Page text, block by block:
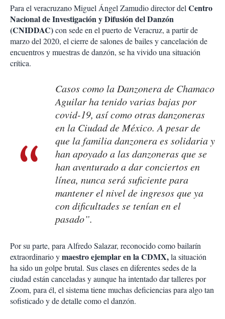
Para el veracruzano Miguel Ángel Zamudio director delCentro
Nacional de Investigación y Difusión del Danzón
(CNIDDAC)con sede en el puerto de Veracruz, a partir de
marzo del 2020, el cierre de salones de bailes y cancelación de
encuentros y muestras de danzón, se ha vivido una situación
crítica.
Casos como la Danzonera de Chamaco
Aguilar ha tenido varias bajas por
covid-19, así como otras danzoneras
en la Ciudad de México. A pesar de
que la familia danzonera es solidaria y
han apoyado a las danzoneras que se
han aventurado a dar conciertos en
línea, nunca será suficiente para
mantener el nivel de ingresos que ya
con dificultades se tenían en el
pasado”.
Por su parte, para Alfredo Salazar, reconocido como bailarín
extraordinario ymaestro ejemplar en la CDMX,la situación
ha sido un golpe brutal. Sus clases en diferentes sedes de la
ciudad están canceladas y aunque ha intentado dar talleres por
Zoom, para él, el sistema tiene muchas deficiencias para algo tan
sofisticado y de detalle como el danzón.